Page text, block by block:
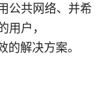
公共网络、并希
用户，
解决方案。